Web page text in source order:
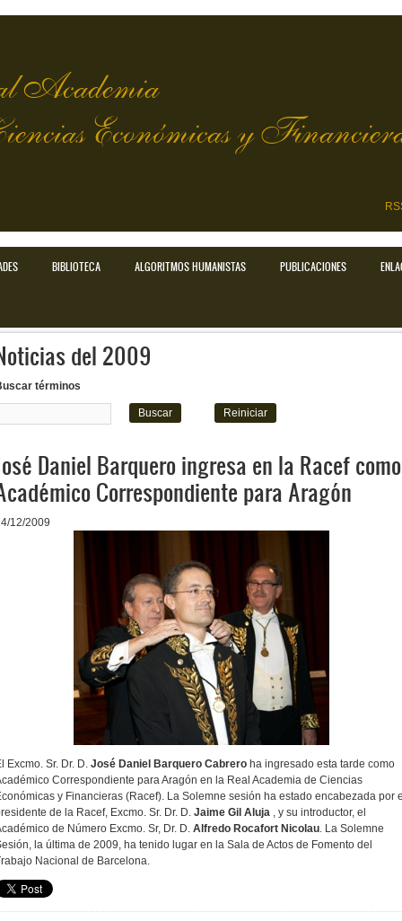
Academia
Económicas y
BIBLIOTECA ALGORITMOS HUMANISTAS PUBLICACIONES
del 2009
términos
Daniel Barquero ingresa en la Racef como
Correspondiente para Aragón
12/2009
Excmo. Sr. Dr. D. José Daniel Barquero Cabrero ha ingresado esta tarde como
Correspondiente para Aragón en la Real Academia de Ciencias
y Financieras (Racef). La Solemne sesión ha estado encabezada por
de la Racef, Excmo. Sr. Dr. D. Jaime Gil Aluja , y su introductor, el
de Número Excmo. Sr, Dr. D. Alfredo Rocafort Nicolau . La Solemne
la última de 2009, ha tenido lugar en la Sala de Actos de Fomento del
Nacional de Barcelona.